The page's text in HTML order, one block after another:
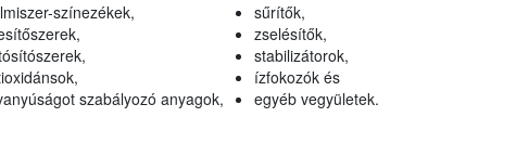
színezékek,
szabályozó anyagok,
sűrítők,
zselésítők,
stabilizátorok,
ízfokozók és
egyéb vegyületek.